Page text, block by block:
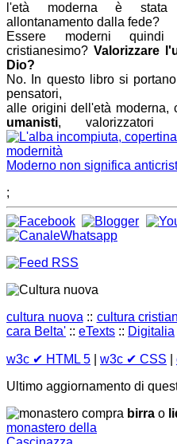
l'età moderna è stata
allontanamento dalla fede?
Essere moderni quindi
cristianesimo? Valorizzare
Dio?
No. In questo libro si
pensatori,
alle origini dell'età moderna,
umanisti, valorizzatori
modernità
Moderno non significa
;
cultura nuova :: cultura
cara Belta' :: eTexts :: Digitalia
w3c ✔ HTML 5 w3c ✔ CSS
Ultimo aggiornamento di
compra birra o
monastero della